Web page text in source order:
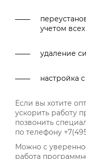
учетом
удаление
настройка
Если вы хотите
ускорить работу
позвонить
по телефону
Можно с
работа